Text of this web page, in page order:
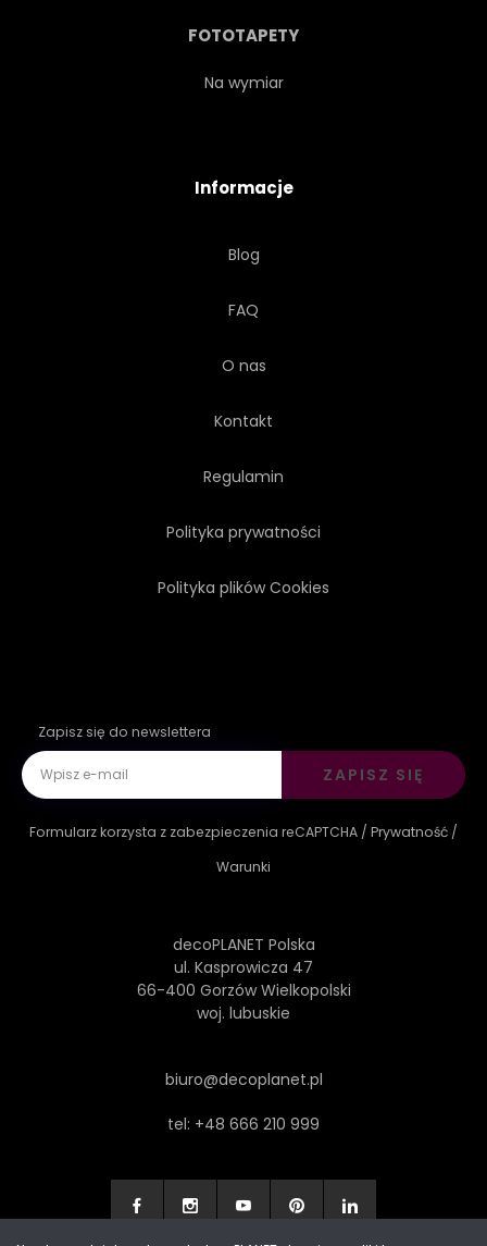
FOTOTAPETY
Na wymiar
Informacje
Blog
FAQ
O nas
Kontakt
Regulamin
Polityka prywatności
Polityka plików Cookies
Zapisz się do newslettera
ZAPISZ SIĘ
Formularz korzysta z zabezpieczenia reCAPTCHA / Prywatność /
Warunki
decoPLANET Polska
ul. Kasprowicza 47
66-400 Gorzów Wielkopolski
woj. lubuskie
biuro@decoplanet.pl
tel: +48 666 210 999